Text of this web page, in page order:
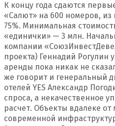
К концу года сдаются
«Салют» на 600 номеров,
75%. Минимальная
«единички» — 3 млн.
компании
проекта) Геннадий Рогулин
аренды пока никак не
же говорит и генеральный
отелей YES Александр
спроса, а некачественное
расчет. Объекты вдалеке
современной